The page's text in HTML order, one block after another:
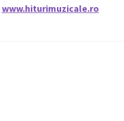
www.hiturimuzicale.ro